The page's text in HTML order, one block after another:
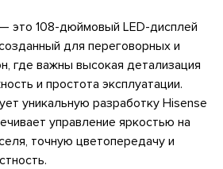
это 108-дюймовый LED-дисплей
для переговорных и
где важны высокая детализация
и простота эксплуатации.
уникальную разработку Hisense
управление яркостью на
точную цветопередачу и